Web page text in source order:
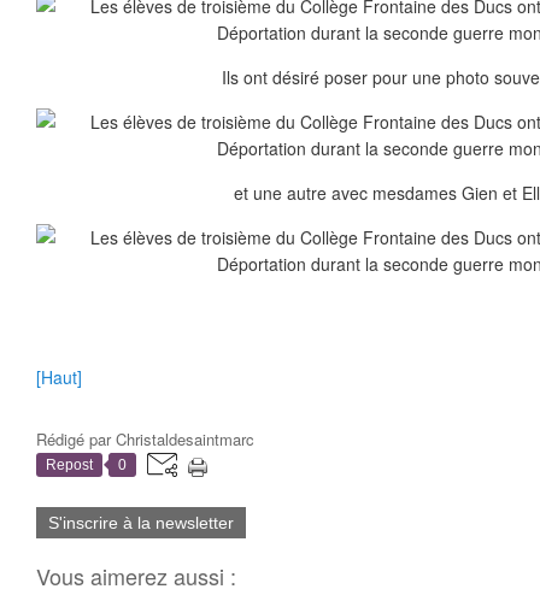
Ils ont désiré poser pour une photo
et une autre avec mesdames Gien et
[Haut]
Rédigé parChristaldesaintmarc
Repost 0
S'inscrire à la newsletter
Vous aimerez aussi :